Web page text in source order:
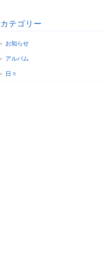
カテゴリー
お知らせ
アルバム
日々